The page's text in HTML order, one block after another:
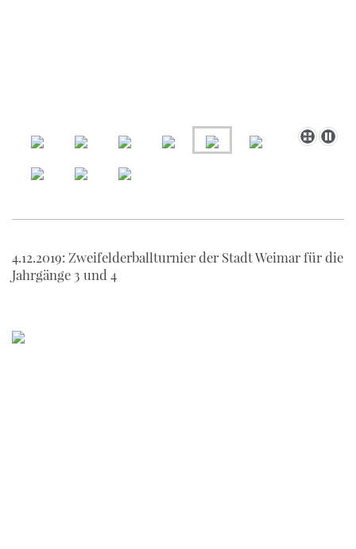
4.12.2019: Zweifelderballturnier der Stadt Weimar für die
Jahrgänge 3 und 4